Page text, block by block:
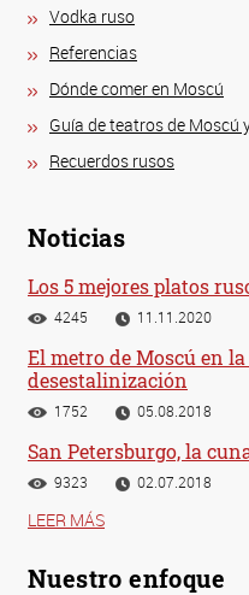
Vodka ruso
Referencias
Dónde comer en Moscú
Guía de teatros de Moscú
Recuerdos rusos
Noticias
Los 5 mejores platos
4245 11.11.2020
El metro de Moscú en la
desestalinización
1752 05.08.2018
San Petersburgo, la
9323 02.07.2018
LEER MÁS
Nuestro enfoque